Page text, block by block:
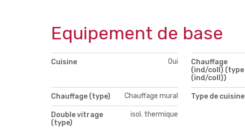
Equipement de base
Cuisine Oui
Chauffage
(ind/coll) (type
(ind/coll))
Chauffage (type) Chauffage mural Type de cuisine
Double vitrage
(type)
isol. thermique